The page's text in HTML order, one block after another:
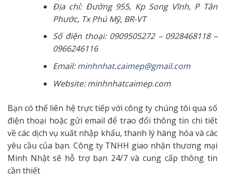
Địa chỉ: Đường 955, Kp Song Vĩnh, P Tân
Phước, Tx Phú Mỹ, BR-VT
Số điện thoại: 0909505272 – 0928468118 –
0966246116
Email:minhnhat.caimep@gmail.com
Website: minhnhatcaimep.com
Bạn có thể liên hệ trực tiếp với công ty chúng tôi qua số
điện thoại hoặc gửi email để trao đổi thông tin chi tiết
về các dịch vụ xuất nhập khẩu, thanh lý hàng hóa và các
yêu cầu của bạn. Công ty TNHH giao nhận thương mại
Minh Nhật sẽ hỗ trợ bạn 24/7 và cung cấp thông tin
cần thiết